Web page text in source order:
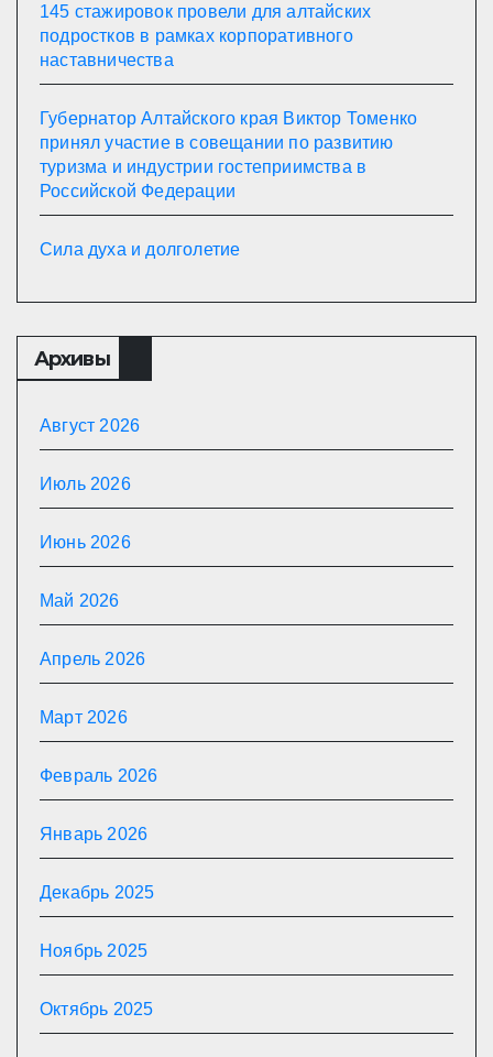
145 стажировок провели для алтайских
подростков в рамках корпоративного
наставничества
Губернатор Алтайского края Виктор Томенко
принял участие в совещании по развитию
туризма и индустрии гостеприимства в
Российской Федерации
Сила духа и долголетие
Архивы
Август 2026
Июль 2026
Июнь 2026
Май 2026
Апрель 2026
Март 2026
Февраль 2026
Январь 2026
Декабрь 2025
Ноябрь 2025
Октябрь 2025